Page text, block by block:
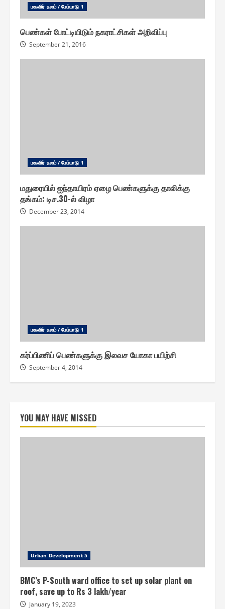
ம௧ளிர் நலம் / மேம்பாடு 1
பெண்கள் போட்டியிடும் நகராட்சிகள் அறிவிப்பு
September 21, 2016
ம௧ளிர் நலம் / மேம்பாடு 1
மதுரையில் ஐந்தாயிரம் ஏழை பெண்களுக்கு தாலிக்கு
தங்கம்: டிச.30-ல் விழா
December 23, 2014
ம௧ளிர் நலம் / மேம்பாடு 1
கர்ப்பிணிப் பெண்களுக்கு இலவச யோகா பயிற்சி
September 4, 2014
YOU MAY HAVE MISSED
Urban Development 5
BMC’s P-South ward office to set up solar plant on
roof, save up to Rs 3 lakh/year
January 19, 2023